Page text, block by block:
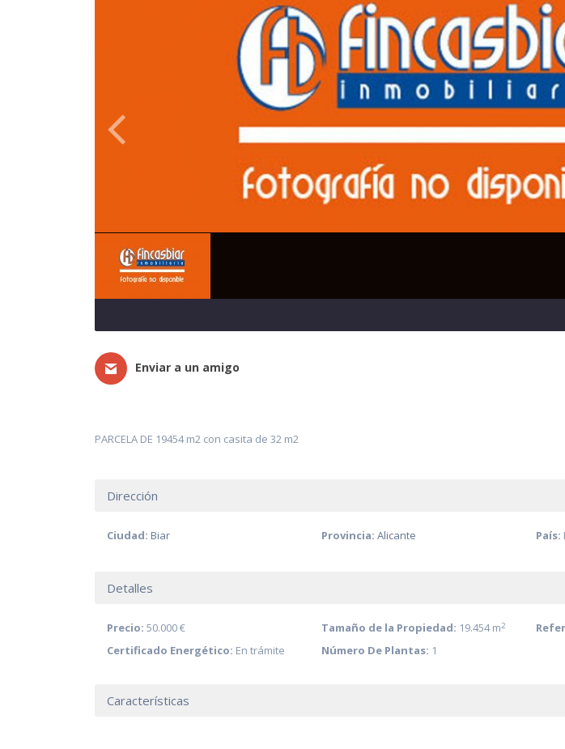
Enviar a un amigo
PARCELA DE 19454 m2 con casita de 32 m2
Dirección
Ciudad: Biar Provincia: Alicante País:
Detalles
Precio: 50.000 € Tamaño de la Propiedad: 19.454 m2
Certificado Energético: En trámite Número De Plantas: 1
Características